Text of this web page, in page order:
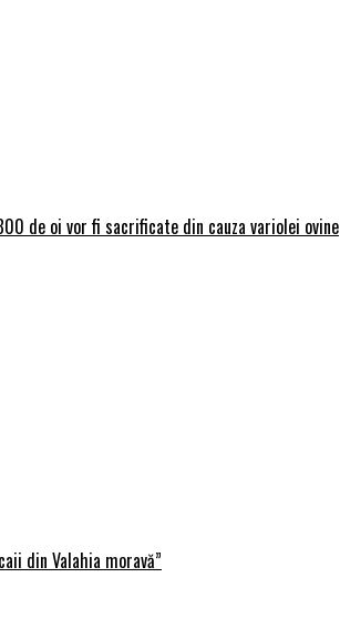
de oi vor fi sacrificate din cauza variolei ovine
din Valahia moravă”